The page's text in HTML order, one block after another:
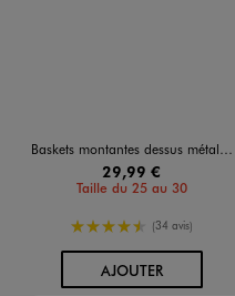
Baskets montantes dessus métallisé et verni fille - Lovely Wings
29,99 €
Taille du 25 au 30
4.5/5 de moyenne
(34 avis)
AJOUTERAU PANIER